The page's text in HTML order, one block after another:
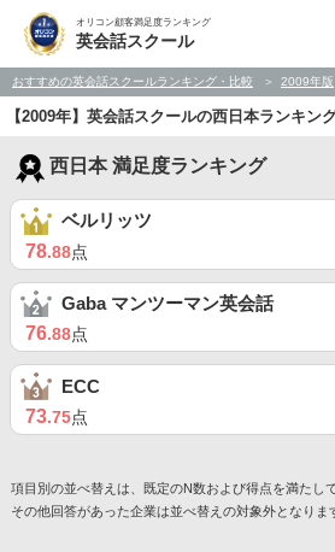
オリコン顧客満足度ランキング
英会話スクール
おすすめの英会話スクールランキング・比較 2009年版
【2009年】英会話スクールの西日本ランキン
西日本 満足度ランキング
ベルリッツ
78.88点
Gaba マンツーマン英会話
76.88点
ECC
73.75点
項目別の並べ替えは、既定のN数および得点を満たし
その他回答があった企業は並べ替えの対象外となりま